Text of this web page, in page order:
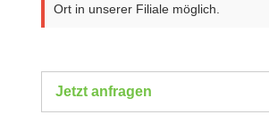
Ort in unserer Filiale möglich.
Jetzt anfragen